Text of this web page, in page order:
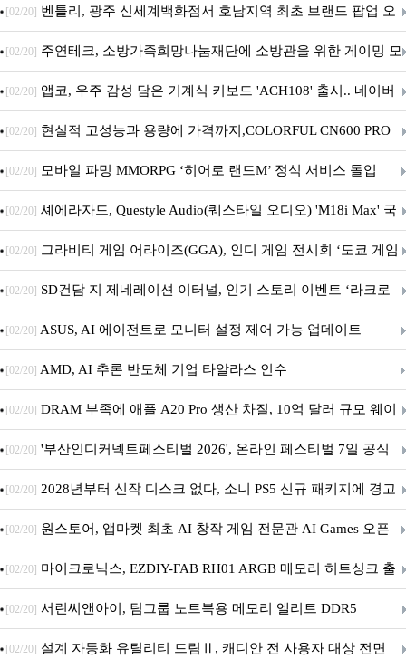
Crosshair X870E EDITION 20 국내 출시 예정
[02/20] 벤틀리, 광주 신세계백화점서 호남지역 최초 브랜드 팝업 오
픈
[02/20] 주연테크, 소방가족희망나눔재단에 소방관을 위한 게이밍 모
니터·스마트 펫 침대 기부
[02/20] 앱코, 우주 감성 담은 기계식 키보드 'ACH108' 출시.. 네이버
브랜드데이 기획전 진행
[02/20] 현실적 고성능과 용량에 가격까지,COLORFUL CN600 PRO
M.2 NVMe 디앤디컴 1TB
[02/20] 모바일 파밍 MMORPG ‘히어로 랜드M’ 정식 서비스 돌입
[02/20] 셰에라자드, Questyle Audio(퀘스타일 오디오) 'M18i Max' 국
내 정식 출시
[02/20] 그라비티 게임 어라이즈(GGA), 인디 게임 전시회 ‘도쿄 게임
던전 13’ 참가!
[02/20] SD건담 지 제네레이션 이터널, 인기 스토리 이벤트 ‘라크로
아의 용사’ 재개최 및 풍성한 기념 이벤트 실시!
[02/20] ASUS, AI 에이전트로 모니터 설정 제어 가능 업데이트
[02/20] AMD, AI 추론 반도체 기업 타알라스 인수
[02/20] DRAM 부족에 애플 A20 Pro 생산 차질, 10억 달러 규모 웨이
퍼 대기
[02/20] '부산인디커넥트페스티벌 2026', 온라인 페스티벌 7일 공식
개막... 22일간 진행
[02/20] 2028년부터 신작 디스크 없다, 소니 PS5 신규 패키지에 경고
문 추가
[02/20] 원스토어, 앱마켓 최초 AI 창작 게임 전문관 AI Games 오픈
[02/20] 마이크로닉스, EZDIY-FAB RH01 ARGB 메모리 히트싱크 출
시
[02/20] 서린씨앤아이, 팀그룹 노트북용 메모리 엘리트 DDR5
5600MHz 16GB 출시
[02/20] 설계 자동화 유틸리티 드림Ⅱ, 캐디안 전 사용자 대상 전면